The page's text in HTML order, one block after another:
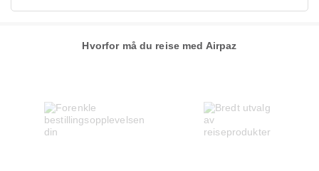
Hvorfor må du reise med Airpaz